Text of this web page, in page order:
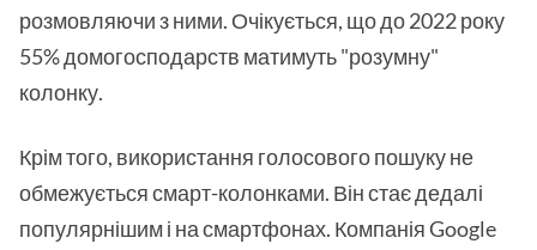
розмовляючи з ними. Очікується, що до 2022 року
55% домогосподарств матимуть "розумну"
колонку.
Крім того, використання голосового пошуку не
обмежується смарт-колонками. Він стає дедалі
популярнішим і на смартфонах. Компанія Google